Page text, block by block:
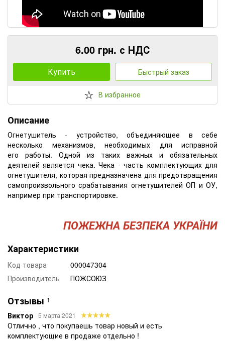
6.00 грн. с НДС
Купить Быстрый заказ
В избранное
Описание
Огнетушитель - устройство, объединяющее в себе
несколько механизмов, необходимых для исправной
его работы. Одной из таких важных и обязательных
деятелей является чека. Чека - часть комплектующих для
огнетушителя, которая предназначена для предотвращения
самопроизвольного срабатывания огнетушителей ОП и ОУ,
например при транспортировке.
ПОЖЕЖНА БЕЗПЕКА УКРАЇНИ
Характеристики
Код товара
000047304
Производитель
ПОЖСОЮЗ
Отзывы 1
Виктор 5 марта 2021
Отлично , что покупаешь товар новый и есть
комплектующие в продаже отдельно !